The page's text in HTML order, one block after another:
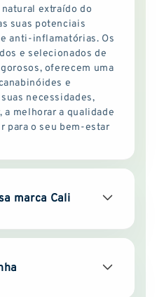
extraído do
suas potenciais
anti-inflamatórias. Os
e selecionados de
oferecem uma
e
necessidades,
melhorar a qualidade
para o seu bem-estar
marca Cali